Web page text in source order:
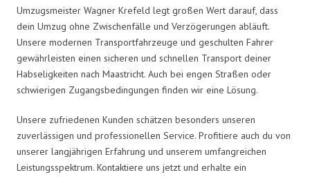
Umzugsmeister Wagner Krefeld legt großen Wert darauf, dass
dein Umzug ohne Zwischenfälle und Verzögerungen abläuft.
Unsere modernen Transportfahrzeuge und geschulten Fahrer
gewährleisten einen sicheren und schnellen Transport deiner
Habseligkeiten nach Maastricht. Auch bei engen Straßen oder
schwierigen Zugangsbedingungen finden wir eine Lösung.
Unsere zufriedenen Kunden schätzen besonders unseren
zuverlässigen und professionellen Service. Profitiere auch du von
unserer langjährigen Erfahrung und unserem umfangreichen
Leistungsspektrum. Kontaktiere uns jetzt und erhalte ein